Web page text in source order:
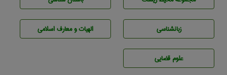
زبانشناسی الهیات و معارف اسلامی
علوم قضایی